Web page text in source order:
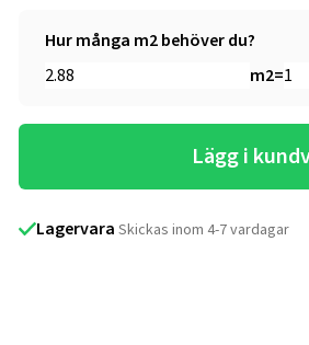
Hur många m2 behöver du?
m2=
Lägg i
Lagervara Skickas inom 4-7 vardagar